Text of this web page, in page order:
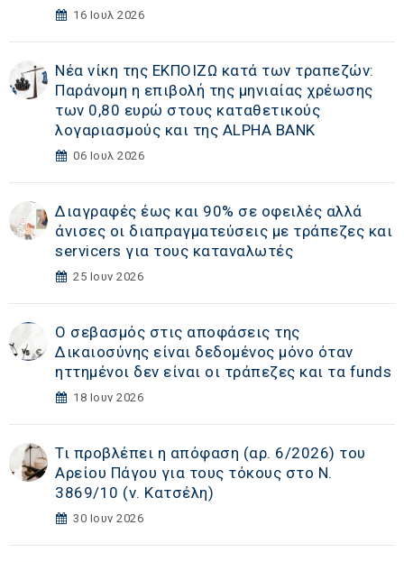
16 Ιουλ 2026
Νέα νίκη της ΕΚΠΟΙΖΩ κατά των τραπεζών:
Παράνομη η επιβολή της μηνιαίας χρέωσης
των 0,80 ευρώ στους καταθετικούς
λογαριασμούς και της ALPHA BANK
06 Ιουλ 2026
Διαγραφές έως και 90% σε οφειλές αλλά
άνισες οι διαπραγματεύσεις με τράπεζες και
servicers για τους καταναλωτές
25 Ιουν 2026
Ο σεβασμός στις αποφάσεις της
Δικαιοσύνης είναι δεδομένος μόνο όταν
ηττημένοι δεν είναι οι τράπεζες και τα funds
18 Ιουν 2026
Τι προβλέπει η απόφαση (αρ. 6/2026) του
Αρείου Πάγου για τους τόκους στο Ν.
3869/10 (ν. Κατσέλη)
30 Ιουν 2026